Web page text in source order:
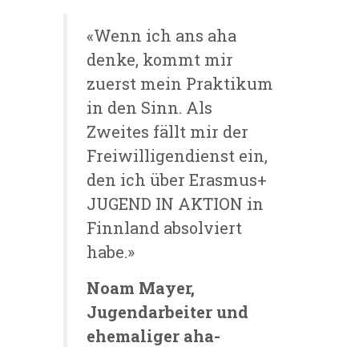
«Wenn ich ans aha
denke, kommt mir
zuerst mein Praktikum
in den Sinn. Als
Zweites fällt mir der
Freiwilligendienst ein,
den ich über Erasmus+
JUGEND IN AKTION in
Finnland absolviert
habe.»
Noam Mayer,
Jugendarbeiter und
ehemaliger aha-